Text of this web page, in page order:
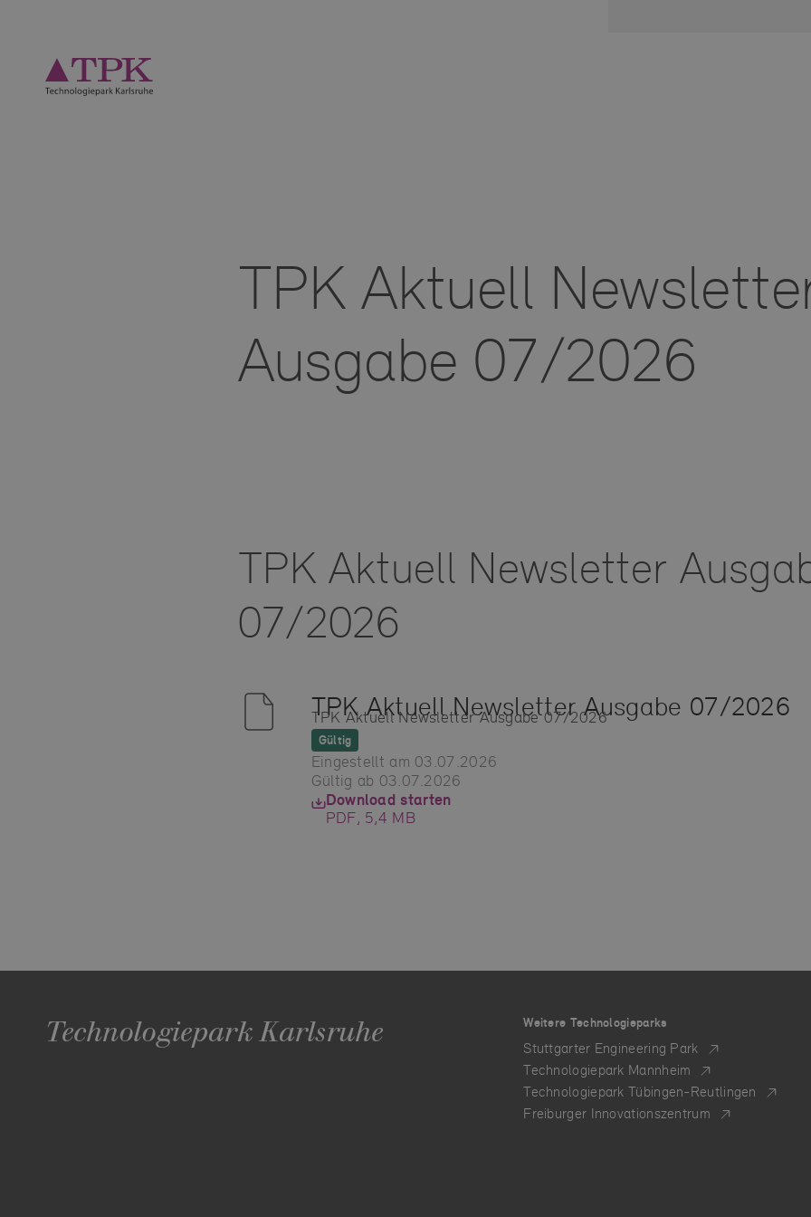
TPK Aktuell
Ausgabe 07/2026
TPK Aktuell Newsletter
07/2026
TPK Aktuell Newsletter Ausgabe 07/2026
TPK Aktuell Newsletter Ausgabe 07/2026
Gültig
Eingestellt am 03.07.2026
Gültig ab 03.07.2026
Download starten
PDF, 5,4 MB
Technologiepark Karlsruhe Weitere Technologieparks
Stuttgarter Engineering Park
Technologiepark Mannheim
Technologiepark Tübingen-Reutlingen
Freiburger Innovationszentrum